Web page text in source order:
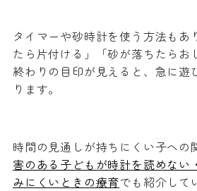
タイマーや砂時計を使う方法もあ
たら片付ける」「砂が落ちたらお
終わりの目印が見えると、急に遊
ります。
時間の見通しが持ちにくい子への
害のある子どもが時計を読めない
みにくいときの療育でも紹介して